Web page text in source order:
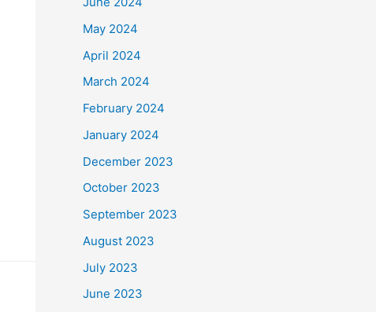
May 2024
April 2024
March 2024
February 2024
January 2024
December 2023
October 2023
September 2023
August 2023
July 2023
June 2023